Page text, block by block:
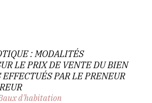
: MODALITÉS
LE PRIX DE VENTE DU BIEN
PAR LE PRENEUR
d'habitation